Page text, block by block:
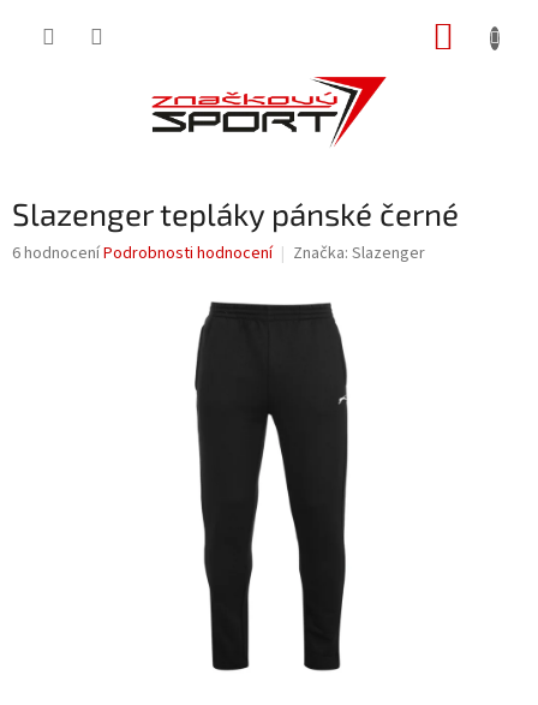
Slazenger tepláky pánské černé
Průměrné
6 hodnoceníPodrobnosti hodnocení Značka: Slazenger